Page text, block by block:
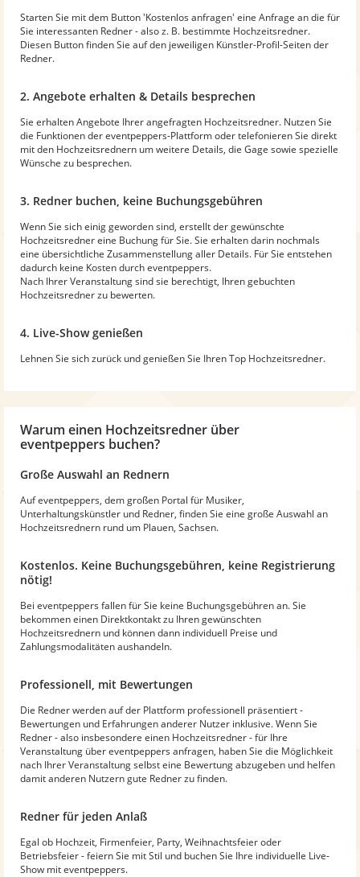
Starten Sie mit dem Button 'Kostenlos anfragen' eine Anfrage an die für
Sie interessanten Redner - also z. B. bestimmte Hochzeitsredner.
Diesen Button finden Sie auf den jeweiligen Künstler-Profil-Seiten der
Redner.
2. Angebote erhalten & Details besprechen
Sie erhalten Angebote Ihrer angefragten Hochzeitsredner. Nutzen Sie
die Funktionen der eventpeppers-Plattform oder telefonieren Sie direkt
mit den Hochzeitsrednern um weitere Details, die Gage sowie spezielle
Wünsche zu besprechen.
3. Redner buchen, keine Buchungsgebühren
Wenn Sie sich einig geworden sind, erstellt der gewünschte
Hochzeitsredner eine Buchung für Sie. Sie erhalten darin nochmals
eine übersichtliche Zusammenstellung aller Details. Für Sie entstehen
dadurch keine Kosten durch eventpeppers.
Nach Ihrer Veranstaltung sind sie berechtigt, Ihren gebuchten
Hochzeitsredner zu bewerten.
4. Live-Show genießen
Lehnen Sie sich zurück und genießen Sie Ihren Top Hochzeitsredner.
Warum einen Hochzeitsredner über
eventpeppers buchen?
Große Auswahl an Rednern
Auf eventpeppers, dem großen Portal für Musiker,
Unterhaltungskünstler und Redner, finden Sie eine große Auswahl an
Hochzeitsrednern rund um Plauen, Sachsen.
Kostenlos. Keine Buchungsgebühren, keine Registrierung
nötig!
Bei eventpeppers fallen für Sie keine Buchungsgebühren an. Sie
bekommen einen Direktkontakt zu Ihren gewünschten
Hochzeitsrednern und können dann individuell Preise und
Zahlungsmodalitäten aushandeln.
Professionell, mit Bewertungen
Die Redner werden auf der Plattform professionell präsentiert -
Bewertungen und Erfahrungen anderer Nutzer inklusive. Wenn Sie
Redner - also insbesondere einen Hochzeitsredner - für Ihre
Veranstaltung über eventpeppers anfragen, haben Sie die Möglichkeit
nach Ihrer Veranstaltung selbst eine Bewertung abzugeben und helfen
damit anderen Nutzern gute Redner zu finden.
Redner für jeden Anlaß
Egal ob Hochzeit, Firmenfeier, Party, Weihnachtsfeier oder
Betriebsfeier - feiern Sie mit Stil und buchen Sie Ihre individuelle Live-
Show mit eventpeppers.